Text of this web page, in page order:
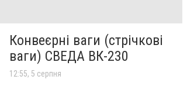
Конвеєрні ваги (стрічкові
ваги) СВЕДА ВК-230
12:55, 5 серпня